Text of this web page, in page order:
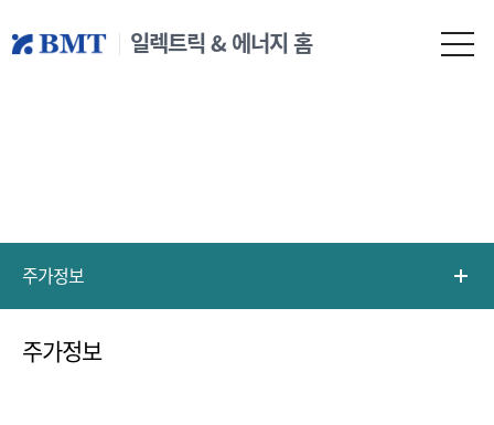
일렉트릭 & 에너지 홈
주가정보
주가정보